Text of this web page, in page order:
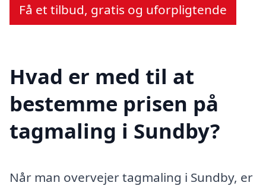
Få et tilbud, gratis og uforpligtende
Hvad er med til at
bestemme prisen på
tagmaling i Sundby?
Når man overvejer tagmaling i Sundby, er